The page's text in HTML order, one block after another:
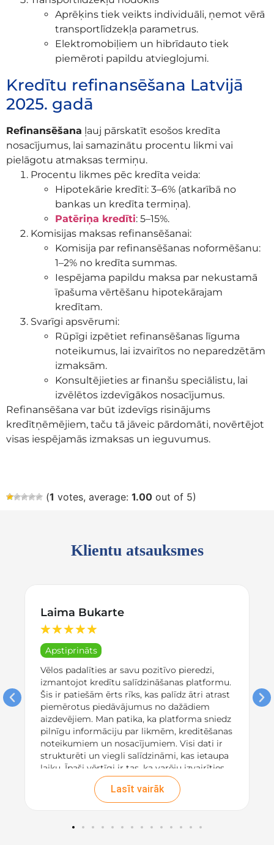
Aprēķins tiek veikts individuāli, ņemot vērā
transportlīdzekļa parametrus.
Elektromobiļiem un hibrīdauto tiek
piemēroti papildu atvieglojumi.
Kredītu refinansēšana Latvijā
2025. gadā
Refinansēšana ļauj pārskatīt esošos kredīta
nosacījumus, lai samazinātu procentu likmi vai
pielāgotu atmaksas termiņu.
Procentu likmes pēc kredīta veida:
Hipotekārie kredīti: 3–6% (atkarībā no
bankas un kredīta termiņa).
Patēriņa kredīti: 5–15%.
Komisijas maksas refinansēšanai:
Komisija par refinansēšanas noformēšanu:
1–2% no kredīta summas.
Iespējama papildu maksa par nekustamā
īpašuma vērtēšanu hipotekārajam
kredītam.
Svarīgi apsvērumi:
Rūpīgi izpētiet refinansēšanas līguma
noteikumus, lai izvairītos no neparedzētām
izmaksām.
Konsultējieties ar finanšu speciālistu, lai
izvēlētos izdevīgākos nosacījumus.
Refinansēšana var būt izdevīgs risinājums
kredītņēmējiem, taču tā jāveic pārdomāti, novērtējot
visas iespējamās izmaksas un ieguvumus.
(1 votes, average: 1.00 out of 5)
Klientu atsauksmes
Laima Bukarte
★★★★★
Apstiprināts
Vēlos padalīties ar savu pozitīvo pieredzi,
izmantojot kredītu salīdzināšanas platformu.
Šis ir patiešām ērts rīks, kas palīdz ātri atrast
piemērotus piedāvājumus no dažādiem
aizdevējiem. Man patika, ka platforma sniedz
pilnīgu informāciju par likmēm, kreditēšanas
noteikumiem un nosacījumiem. Visi dati ir
strukturēti un viegli salīdzināmi, kas ietaupa
laiku. Īpaši vērtīgi ir tas, ka varēju izvairīties
no slēptām maksām, jovisas izmaksas bija
pārskatāmas un uzreiz norādītas. Rezultātā,
pateicoties platformai, es izvēlējos izdevīgu
vajadzības. Iesaku ikvienam, kurš meklē ātru
Lasīt vairāk